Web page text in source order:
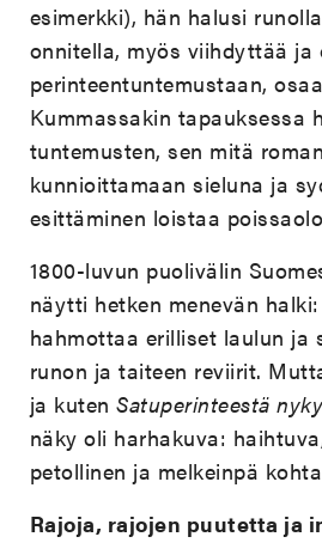
esimerkki), hän halusi
onnitella, myös viihdyttää ja
perinteentuntemustaan,
Kummassakin tapauksessa
tuntemusten, sen mitä
kunnioittamaan sieluna ja
esittäminen loistaa
1800-luvun puolivälin
näytti hetken menevän
hahmottaa erilliset laulun ja
runon ja taiteen reviirit.
ja kutenSatuperinteestä
näky oli harhakuva:
petollinen ja melkeinpä
Rajoja, rajojen puutetta ja